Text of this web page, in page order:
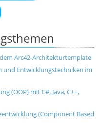
Arc42-Architekturtemplate
Entwicklungstechniken im
(OOP) mit C#, Java, C++,
(Component Based